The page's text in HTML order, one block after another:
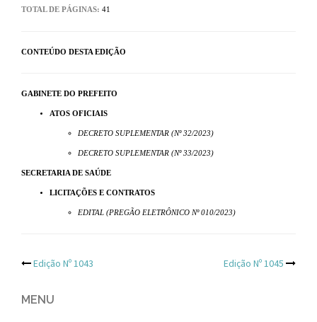
TOTAL DE PÁGINAS: 41
CONTEÚDO DESTA EDIÇÃO
GABINETE DO PREFEITO
ATOS OFICIAIS
DECRETO SUPLEMENTAR (Nº 32/2023)
DECRETO SUPLEMENTAR (Nº 33/2023)
SECRETARIA DE SAÚDE
LICITAÇÕES E CONTRATOS
EDITAL (PREGÃO ELETRÔNICO Nº 010/2023)
Post
navigation
Edição Nº 1043 Edição Nº 1045
MENU